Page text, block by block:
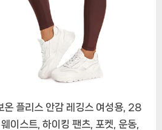
온 플리스 안감 레깅스 여성용, 28
이스트, 하이킹 팬츠, 포켓, 운동,